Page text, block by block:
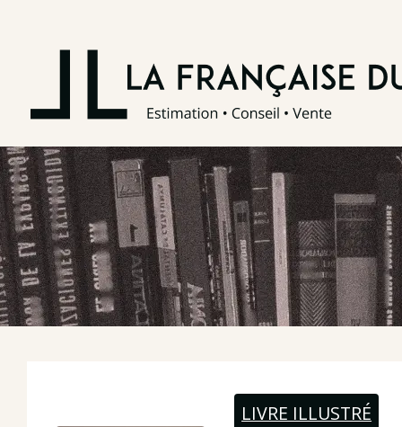
LIVRE ILLUSTRÉ